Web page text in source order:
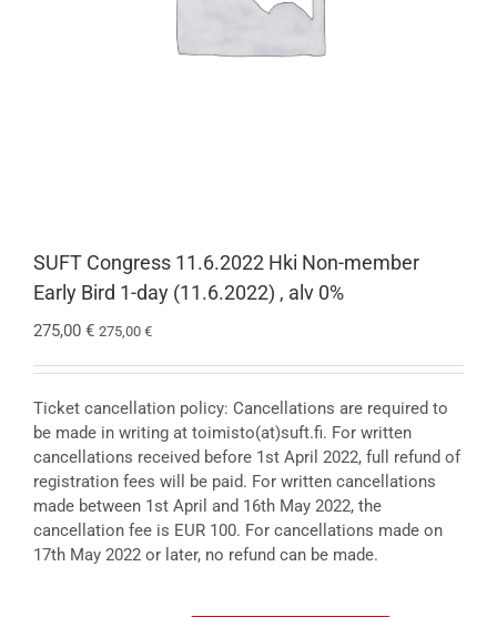
SUFT Congress 11.6.2022 Hki Non-member
Early Bird 1-day (11.6.2022) , alv 0%
275,00 € 275,00 €
Ticket cancellation policy: Cancellations are required to
be made in writing at toimisto(at)suft.fi. For written
cancellations received before 1st April 2022, full refund of
registration fees will be paid. For written cancellations
made between 1st April and 16th May 2022, the
cancellation fee is EUR 100. For cancellations made on
17th May 2022 or later, no refund can be made.